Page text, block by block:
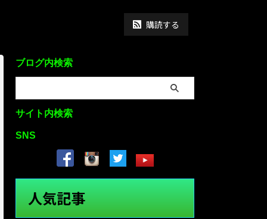
購読する
ブログ内検索
サイト内検索
SNS
人気記事